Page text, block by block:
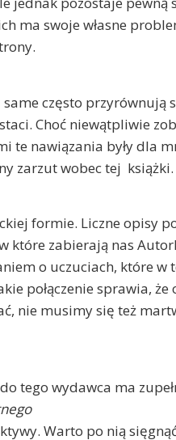
ma swoje własne
często przyrównują
Choć niewątpliwie
te nawiązania były dla
zarzut wobec tej książki.
formie. Liczne opisy
które zabierają nas
o uczuciach, które w
połączenie sprawia,
nie musimy się też
tego wydawca ma
Warto po nią